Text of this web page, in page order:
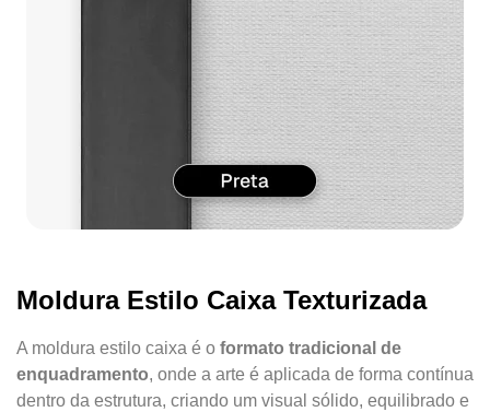
Moldura Estilo Caixa Texturizada
A moldura estilo caixa é o formato tradicional de
enquadramento, onde a arte é aplicada de forma contínua
dentro da estrutura, criando um visual sólido, equilibrado e